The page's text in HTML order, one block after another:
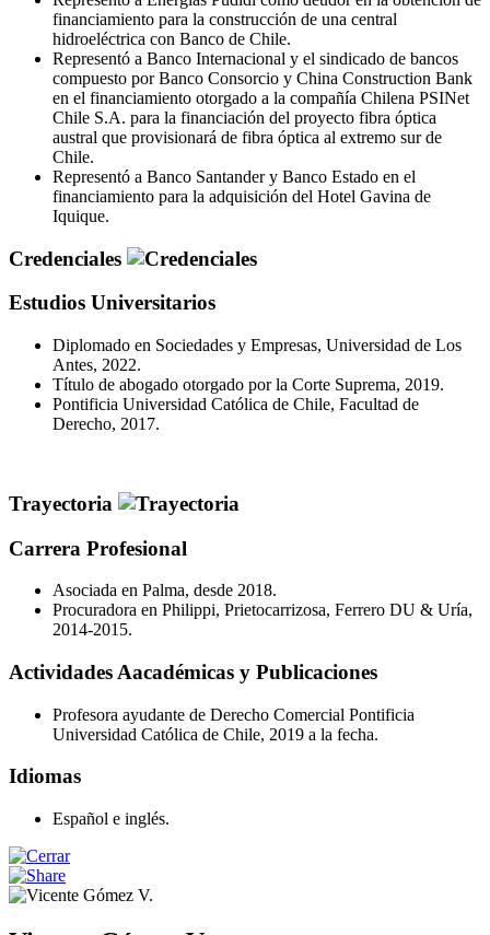
financiamiento para la construcción de una central
hidroeléctrica con Banco de Chile.
Representó a Banco Internacional y el sindicado de bancos
compuesto por Banco Consorcio y China Construction Bank
en el financiamiento otorgado a la compañía Chilena PSINet
Chile S.A. para la financiación del proyecto fibra óptica
austral que provisionará de fibra óptica al extremo sur de
Chile.
Representó a Banco Santander y Banco Estado en el
financiamiento para la adquisición del Hotel Gavina de
Iquique.
Credenciales
Estudios Universitarios
Diplomado en Sociedades y Empresas, Universidad de Los
Antes, 2022.
Título de abogado otorgado por la Corte Suprema, 2019.
Pontificia Universidad Católica de Chile, Facultad de
Derecho, 2017.
Trayectoria
Carrera Profesional
Asociada en Palma, desde 2018.
Procuradora en Philippi, Prietocarrizosa, Ferrero DU & Uría,
2014-2015.
Actividades Aacadémicas y Publicaciones
Profesora ayudante de Derecho Comercial Pontificia
Universidad Católica de Chile, 2019 a la fecha.
Idiomas
Español e inglés.